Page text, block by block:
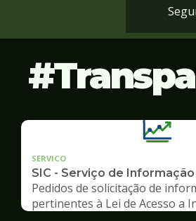
SERVICO
SIC - Serviço de
Pedidos de solicitação de
pertinentes à Lei de Acesso a